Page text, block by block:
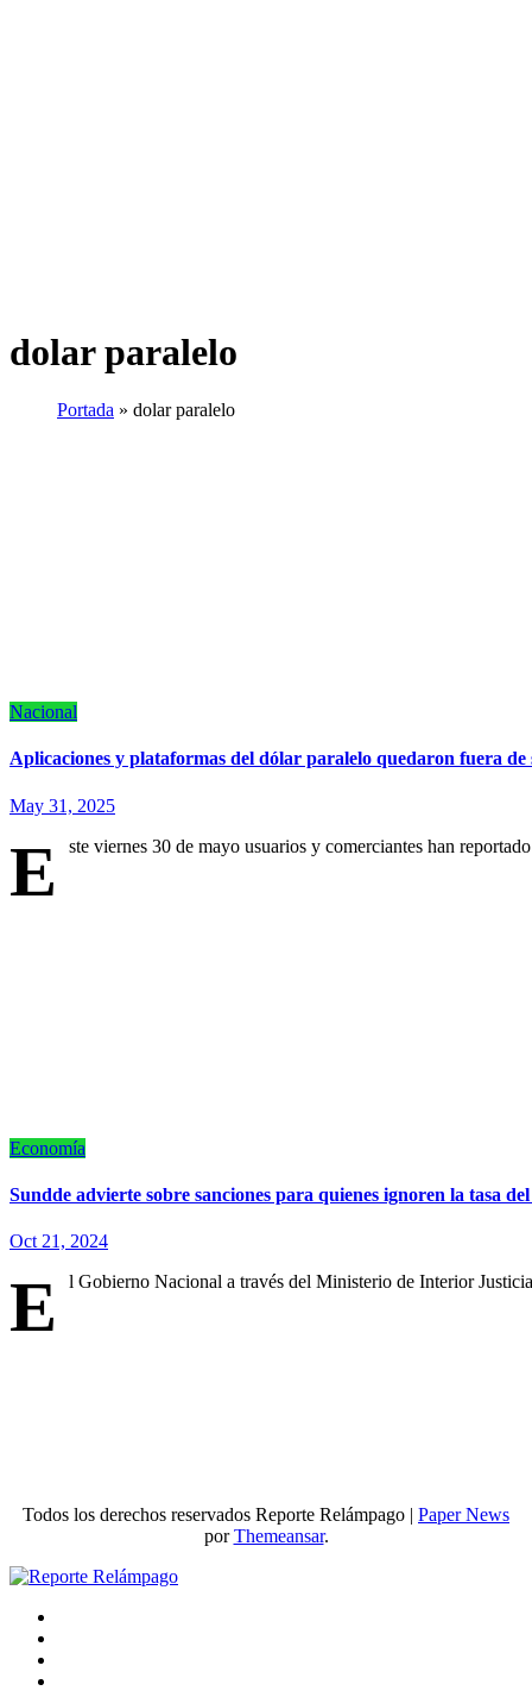
dolar paralelo
Portada » dolar paralelo
Nacional
Aplicaciones y plataformas del dólar paralelo quedaron fuera de
May 31, 2025
E ste viernes 30 de mayo usuarios y comerciantes han
Economía
Sundde advierte sobre sanciones para quienes ignoren la tasa
Oct 21, 2024
E l Gobierno Nacional a través del Ministerio de Interior
Todos los derechos reservados Reporte Relámpago | Paper News
porThemeansar.